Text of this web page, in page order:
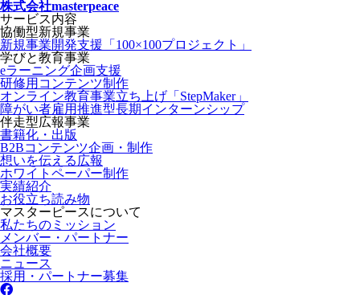
株式会社masterpeace
サービス内容
協働型新規事業
新規事業開発支援「100×100プロジェクト」
学びと教育事業
eラーニング企画支援
研修用コンテンツ制作
オンライン教育事業立ち上げ「StepMaker」
障がい者雇用推進型長期インターンシップ
伴走型広報事業
書籍化・出版
B2Bコンテンツ企画・制作
想いを伝える広報
ホワイトペーパー制作
実績紹介
お役立ち読み物
マスターピースについて
私たちのミッション
メンバー・パートナー
会社概要
ニュース
採用・パートナー募集